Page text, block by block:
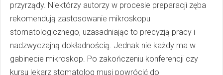
przyrządy. Niektórzy autorzy w procesie preparacji zęba
rekomendują zastosowanie mikroskopu
stomatologicznego, uzasadniając to precyzją pracy i
nadzwyczajną dokładnością. Jednak nie każdy ma w
gabinecie mikroskop. Po zakończeniu konferencji czy
kursu lekarz stomatolog musi powrócić do